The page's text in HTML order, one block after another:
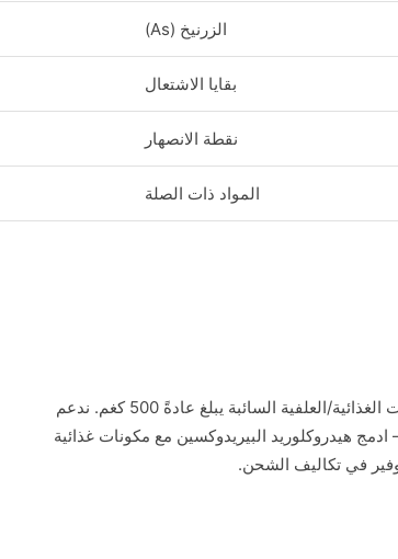
الزرنيخ (As)
بقايا الاشتعال
نقطة الانصهار
المواد ذات الصلة
الحد الأدنى لطلبنا للمكونات الغذائية/العلفية السائبة يبلغ عادةً 500 كغم. ندعم
هيدروكلوريد البيريدوكسين مع مكونات غذائية
في تكاليف الشحن.